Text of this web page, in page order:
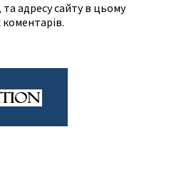
адресу сайту в цьому